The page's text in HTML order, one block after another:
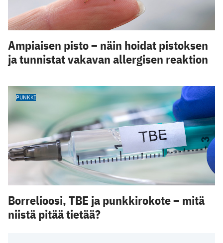
Ampiaisen pisto – näin hoidat pistoksen
ja tunnistat vakavan allergisen reaktion
PUNKKI
Borrelioosi, TBE ja punkkirokote – mitä
niistä pitää tietää?